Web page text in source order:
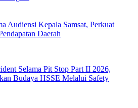
Audiensi Kepala Samsat, Perkuat
Daerah
Selama Pit Stop Part II 2026,
Budaya HSSE Melalui Safety